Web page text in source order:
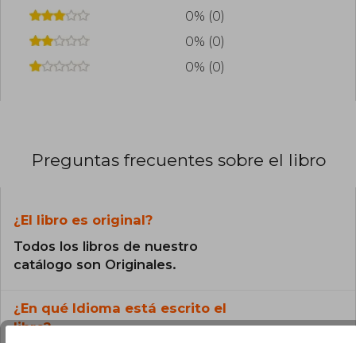
0% (0)
0% (0)
0% (0)
Preguntas frecuentes sobre el libro
¿El libro es original?
Todos los libros de nuestro
catálogo son Originales.
¿En qué Idioma está escrito el
libro?